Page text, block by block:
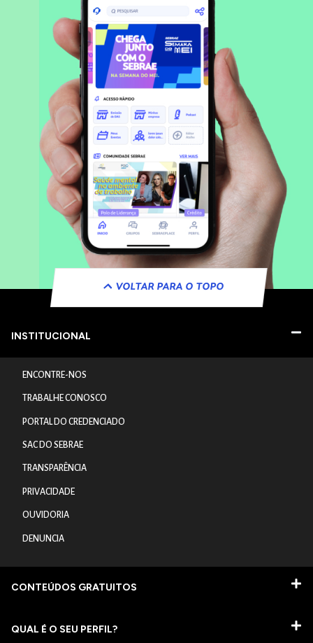
VOLTAR PARA O TOPO
INSTITUCIONAL
ENCONTRE-NOS
TRABALHE CONOSCO
PORTAL DO CREDENCIADO
SAC DO SEBRAE
TRANSPARÊNCIA
PRIVACIDADE
OUVIDORIA
DENUNCIA
CONTEÚDOS GRATUITOS
QUAL É O SEU PERFIL?